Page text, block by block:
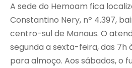
A sede do Hemoam fica
Constantino Nery, nº 4.397,
centro-sul de Manaus. O
segunda a sexta-feira, das 7h
para almoço. Aos sábados, o